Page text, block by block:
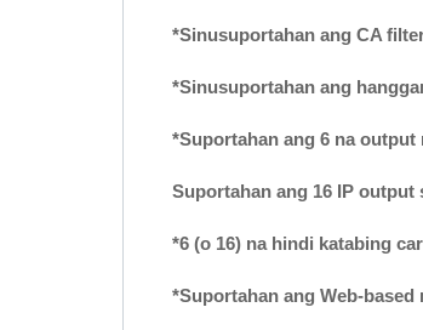
*Sinusuportahan ang CA
*Sinusuportahan ang
*Suportahan ang 6 na output
Suportahan ang 16 IP output
*6 (o 16) na hindi katabing
*Suportahan ang Web-based